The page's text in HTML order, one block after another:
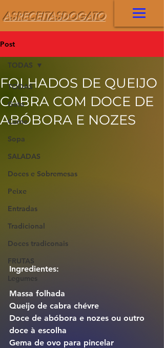
ASRECEITASDOGATO
Post
TODAS
Gato
Carne
Sopa
SALADAS
Doces e Sobremesas
Peixe
Entradas
Tradicional
Doces tradiconais
FRUTAS
Legumes
TODAS
FOLHADOS DE QUEIJO
CABRA COM DOCE DE
ABÓBORA E NOZES
Ingredientes:
Massa folhada
Queijo de cabra chévre
Doce de abóbora e nozes ou outro
doce à escolha
Gema de ovo para pincelar